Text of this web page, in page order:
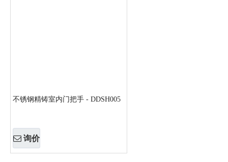
不锈钢精铸室内门把手 - DDSH005
询价